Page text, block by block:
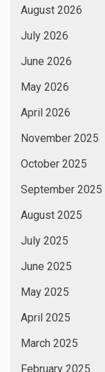
August 2026
July 2026
June 2026
May 2026
April 2026
November 2025
October 2025
September 2025
August 2025
July 2025
June 2025
May 2025
April 2025
March 2025
February 2025